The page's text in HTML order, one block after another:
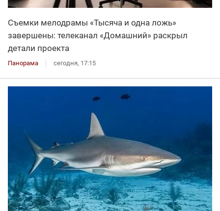
Съемки мелодрамы «Тысяча и одна ложь»
завершены: телеканал «Домашний» раскрыл
детали проекта
Панорама сегодня, 17:15